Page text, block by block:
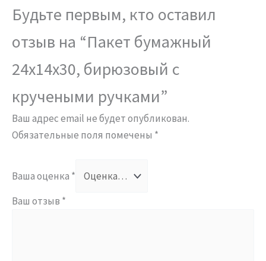
Будьте первым, кто оставил
отзыв на “Пакет бумажный
24х14х30, бирюзовый с
кручеными ручками”
Ваш адрес email не будет опубликован.
Обязательные поля помечены *
Ваша оценка *
Ваш отзыв *